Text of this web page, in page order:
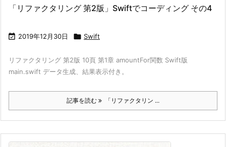
「リファクタリング 第2版」Swiftでコーディング その4
 2019年12月30日  Swift
リファクタリング 第2版 10頁 第1章 amountFor関数 Swift版
main.swift データ生成、結果表示付き。
記事を読む 「リファクタリン ...